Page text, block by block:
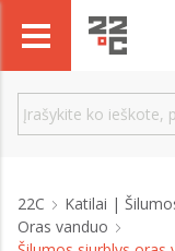
22C Katilai |
Oras vanduo